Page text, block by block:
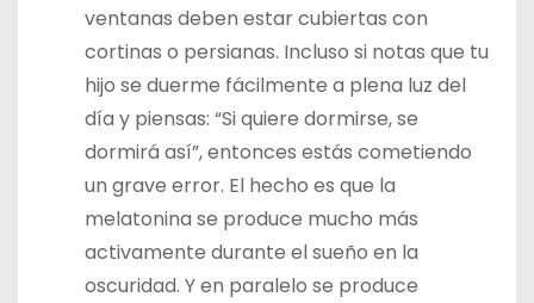
ventanas deben estar cubiertas con
cortinas o persianas. Incluso si notas que tu
hijo se duerme fácilmente a plena luz del
día y piensas: “Si quiere dormirse, se
dormirá así”, entonces estás cometiendo
un grave error. El hecho es que la
melatonina se produce mucho más
activamente durante el sueño en la
oscuridad. Y en paralelo se produce